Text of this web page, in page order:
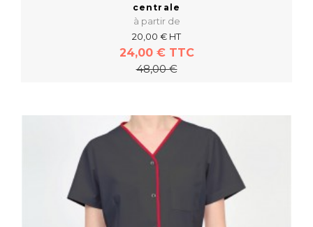
centrale
à partir de
20,00 € HT
24,00 € TTC
48,00 €